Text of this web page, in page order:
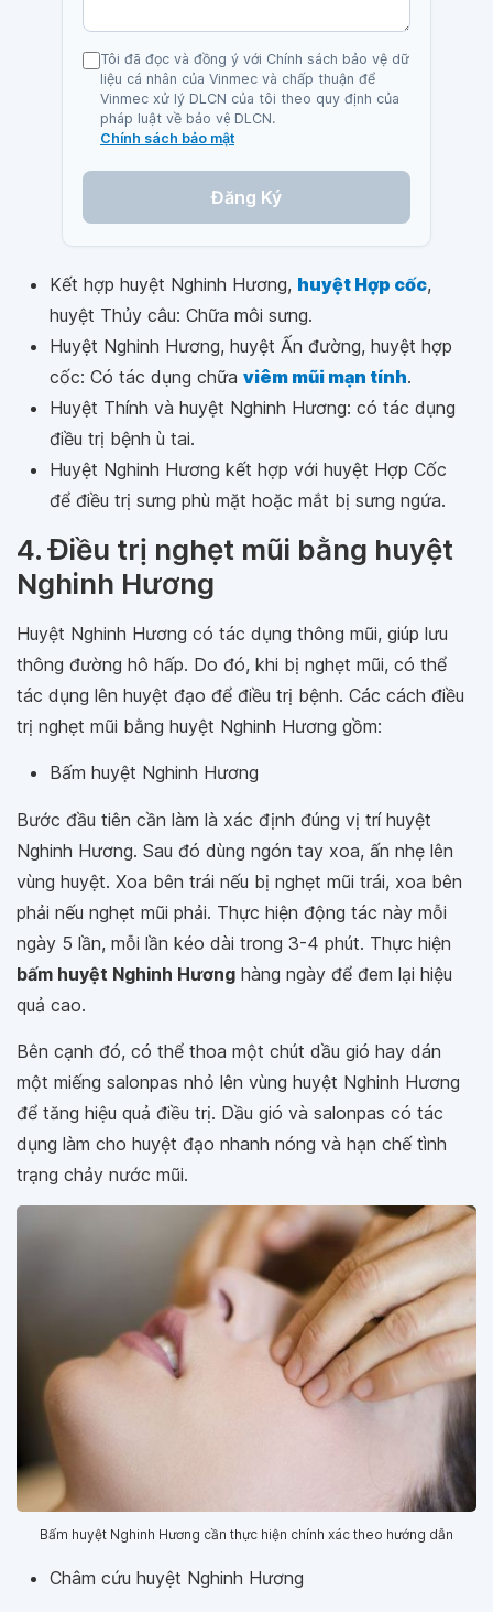
Tôi đã đọc và đồng ý với Chính sách bảo vệ dữ
liệu cá nhân của Vinmec và chấp thuận để
Vinmec xử lý DLCN của tôi theo quy định của
pháp luật về bảo vệ DLCN.
Chính sách bảo mật
Đăng Ký
Kết hợp huyệt Nghinh Hương, huyệt Hợp cốc,
huyệt Thủy câu: Chữa môi sưng.
Huyệt Nghinh Hương, huyệt Ấn đường, huyệt hợp
cốc: Có tác dụng chữa viêm mũi mạn tính.
Huyệt Thính và huyệt Nghinh Hương: có tác dụng
điều trị bệnh ù tai.
Huyệt Nghinh Hương kết hợp với huyệt Hợp Cốc
để điều trị sưng phù mặt hoặc mắt bị sưng ngứa.
4. Điều trị nghẹt mũi bằng huyệt
Nghinh Hương
Huyệt Nghinh Hương có tác dụng thông mũi, giúp lưu
thông đường hô hấp. Do đó, khi bị nghẹt mũi, có thể
tác dụng lên huyệt đạo để điều trị bệnh. Các cách điều
trị nghẹt mũi bằng huyệt Nghinh Hương gồm:
Bấm huyệt Nghinh Hương
Bước đầu tiên cần làm là xác định đúng vị trí huyệt
Nghinh Hương. Sau đó dùng ngón tay xoa, ấn nhẹ lên
vùng huyệt. Xoa bên trái nếu bị nghẹt mũi trái, xoa bên
phải nếu nghẹt mũi phải. Thực hiện động tác này mỗi
ngày 5 lần, mỗi lần kéo dài trong 3-4 phút. Thực hiện
bấm huyệt Nghinh Hương hàng ngày để đem lại hiệu
quả cao.
Bên cạnh đó, có thể thoa một chút dầu gió hay dán
một miếng salonpas nhỏ lên vùng huyệt Nghinh Hương
để tăng hiệu quả điều trị. Dầu gió và salonpas có tác
dụng làm cho huyệt đạo nhanh nóng và hạn chế tình
trạng chảy nước mũi.
Bấm huyệt Nghinh Hương cần thực hiện chính xác theo hướng dẫn
Châm cứu huyệt Nghinh Hương